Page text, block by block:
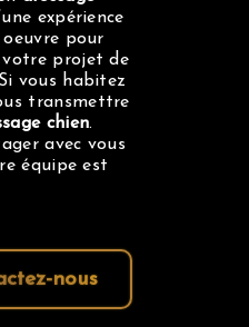
expérience
pour
votre projet de
vous habitez
transmettre
chien.
avec vous
équipe est
nous